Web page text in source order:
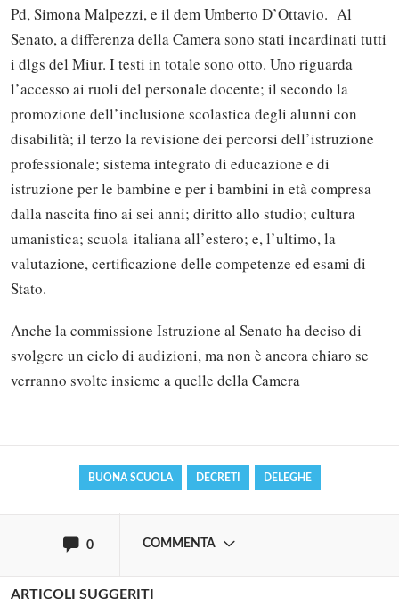
Pd, Simona Malpezzi, e il dem Umberto D’Ottavio. Al
Senato, a differenza della Camera sono stati incardinati tutti
i dlgs del Miur. I testi in totale sono otto. Uno riguarda
l’accesso ai ruoli del personale docente; il secondo la
promozione dell’inclusione scolastica degli alunni con
disabilità; il terzo la revisione dei percorsi dell’istruzione
professionale; sistema integrato di educazione e di
istruzione per le bambine e per i bambini in età compresa
dalla nascita fino ai sei anni; diritto allo studio; cultura
umanistica; scuola italiana all’estero; e, l’ultimo, la
valutazione, certificazione delle competenze ed esami di
Stato.
Anche la commissione Istruzione al Senato ha deciso di
svolgere un ciclo di audizioni, ma non è ancora chiaro se
verranno svolte insieme a quelle della Camera
BUONA SCUOLA DECRETI DELEGHE
0 COMMENTA
Solo gli utenti registrati possono
commentare!
ARTICOLI SUGGERITI